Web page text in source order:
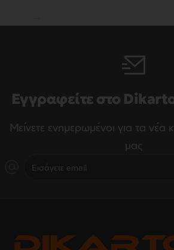
Εγγραφείτε στο
Μείνετε ενημερωμένοι για τα νέα
μας
email